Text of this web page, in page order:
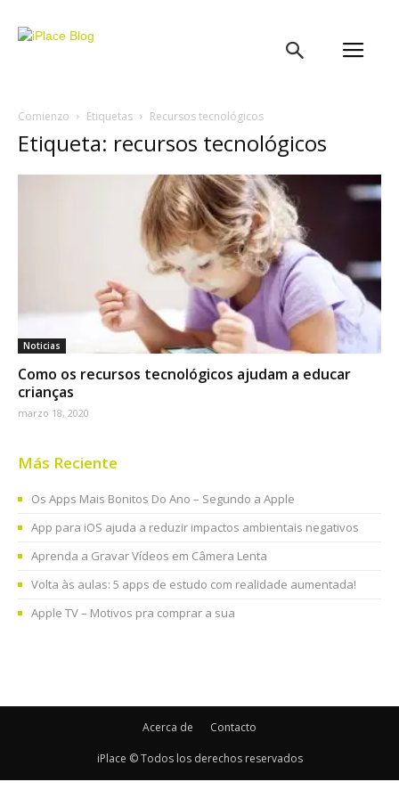
Comienzo Etiquetas Recursos tecnológicos
Etiqueta: recursos tecnológicos
Noticias
Como os recursos tecnológicos ajudam a educar
crianças
marzo 18, 2020
Más Reciente
Os Apps Mais Bonitos Do Ano – Segundo a Apple
App para iOS ajuda a reduzir impactos ambientais negativos
Aprenda a Gravar Vídeos em Câmera Lenta
Volta às aulas: 5 apps de estudo com realidade aumentada!
Apple TV – Motivos pra comprar a sua
Acerca de Contacto
iPlace © Todos los derechos reservados